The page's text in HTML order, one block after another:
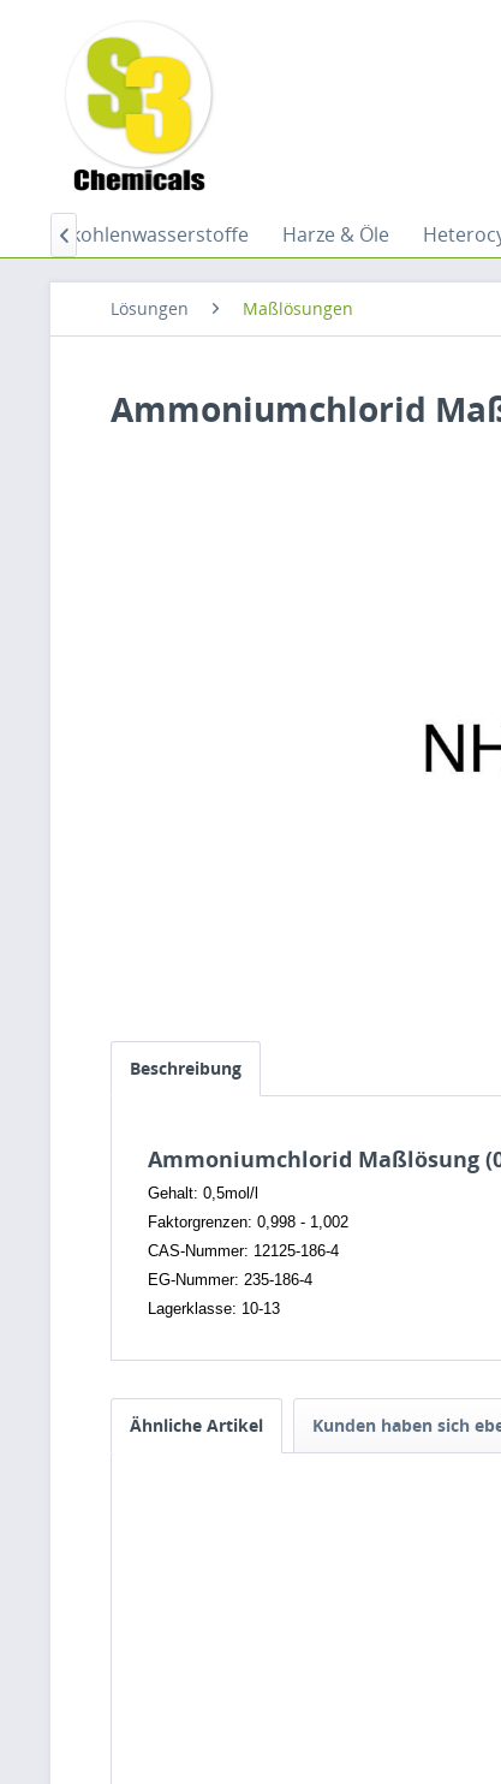
Harze & Öle

Lösungen Maßlösungen
Ammoniumchlorid
Beschreibung
Ammoniumchlorid Maßlösung
Gehalt: 0,5mol/l
Faktorgrenzen: 0,998 - 1,002
CAS-Nummer: 12125-186-4
EG-Nummer: 235-186-4
Lagerklasse: 10-13
Ähnliche Artikel Kunden haben sich